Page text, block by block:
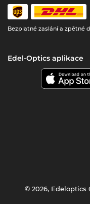
Bezplatné zaslání a zpětné
Edel-Optics aplikace
© 2026, Edeloptics